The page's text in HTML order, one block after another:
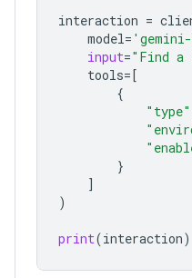
interaction =
model=
input="Find a
tools=[
{
"type"
}
]
)
print(interaction)